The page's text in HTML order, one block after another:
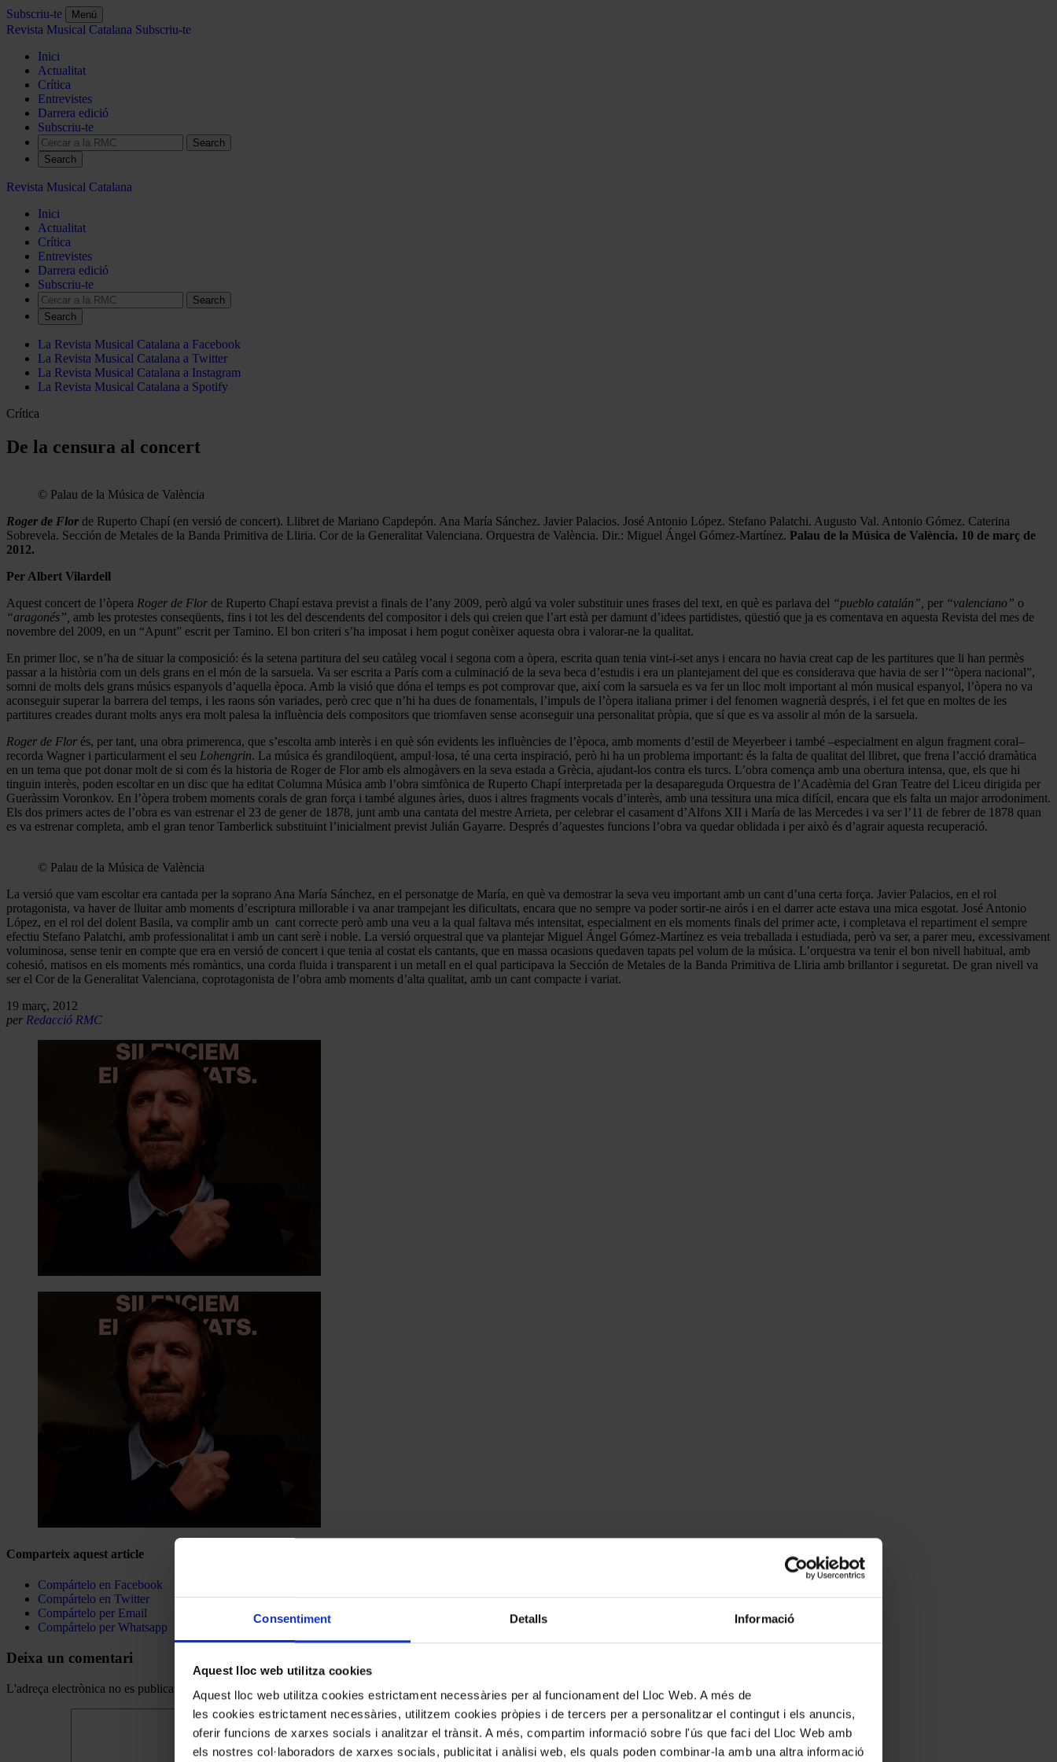
Consentiment Detalls Informació
Aquest lloc web utilitza cookies
Aquest lloc web utilitza cookies estrictament necessàries per al funcionament del Lloc Web. A més de
les cookies estrictament necessàries, utilitzem cookies pròpies i de tercers per a personalitzar el contingut i els anuncis,
oferir funcions de xarxes socials i analitzar el trànsit. A més, compartim informació sobre l'ús que faci del Lloc Web amb
els nostres col·laboradors de xarxes socials, publicitat i anàlisi web, els quals poden combinar-la amb una altra informació
Subscriu-te Menú
Revista Musical Catalana Subscriu-te
Inici
Actualitat
Crítica
Entrevistes
Darrera edició
Subscriu-te
Search
Revista Musical Catalana
Inici
Actualitat
Crítica
Entrevistes
Darrera edició
Subscriu-te
Search
La Revista Musical Catalana a Facebook
La Revista Musical Catalana a Twitter
La Revista Musical Catalana a Instagram
La Revista Musical Catalana a Spotify
Crítica
De la censura al concert
© Palau de la Música de València
Roger de Flor de Ruperto Chapí (en versió de concert). Llibret de Mariano Capdepón. Ana María Sánchez. Javier Palacios. José Antonio López. Stefano Palatchi. Augusto Val. Antonio Gómez. Caterina
Sobrevela. Sección de Metales de la Banda Primitiva de Lliria. Cor de la Generalitat Valenciana. Orquestra de València. Dir.: Miguel Ángel Gómez-Martínez. Palau de la Música de València. 10 de març de
2012.
Per Albert Vilardell
Aquest concert de l’òpera Roger de Flor de Ruperto Chapí estava previst a finals de l’any 2009, però algú va voler substituir unes frases del text, en què es parlava del “pueblo catalán”, per “valenciano” o
“aragonés”, amb les protestes conseqüents, fins i tot les del descendents del compositor i dels qui creien que l’art està per damunt d’idees partidistes, qüestió que ja es comentava en aquesta Revista del mes de
novembre del 2009, en un “Apunt” escrit per Tamino. El bon criteri s’ha imposat i hem pogut conèixer aquesta obra i valorar-ne la qualitat.
En primer lloc, se n’ha de situar la composició: és la setena partitura del seu catàleg vocal i segona com a òpera, escrita quan tenia vint-i-set anys i encara no havia creat cap de les partitures que li han permès
passar a la història com un dels grans en el món de la sarsuela. Va ser escrita a París com a culminació de la seva beca d’estudis i era un plantejament del que es considerava que havia de ser l’“òpera nacional”,
somni de molts dels grans músics espanyols d’aquella època. Amb la visió que dóna el temps es pot comprovar que, així com la sarsuela es va fer un lloc molt important al món musical espanyol, l’òpera no va
aconseguir superar la barrera del temps, i les raons són variades, però crec que n’hi ha dues de fonamentals, l’impuls de l’òpera italiana primer i del fenomen wagnerià després, i el fet que en moltes de les
partitures creades durant molts anys era molt palesa la influència dels compositors que triomfaven sense aconseguir una personalitat pròpia, que sí que es va assolir al món de la sarsuela.
Roger de Flor és, per tant, una obra primerenca, que s’escolta amb interès i en què són evidents les influències de l’època, amb moments d’estil de Meyerbeer i també –especialment en algun fragment coral–
recorda Wagner i particularment el seu Lohengrin. La música és grandiloqüent, ampul·losa, té una certa inspiració, però hi ha un problema important: és la falta de qualitat del llibret, que frena l’acció dramàtica
en un tema que pot donar molt de si com és la historia de Roger de Flor amb els almogàvers en la seva estada a Grècia, ajudant-los contra els turcs. L’obra comença amb una obertura intensa, que, els que hi
tinguin interès, poden escoltar en un disc que ha editat Columna Música amb l’obra simfònica de Ruperto Chapí interpretada per la desapareguda Orquestra de l’Acadèmia del Gran Teatre del Liceu dirigida per
Gueràssim Voronkov. En l’òpera trobem moments corals de gran força i també algunes àries, duos i altres fragments vocals d’interès, amb una tessitura una mica difícil, encara que els falta un major arrodoniment.
Els dos primers actes de l’obra es van estrenar el 23 de gener de 1878, junt amb una cantata del mestre Arrieta, per celebrar el casament d’Alfons XII i María de las Mercedes i va ser l’11 de febrer de 1878 quan
es va estrenar completa, amb el gran tenor Tamberlick substituint l’inicialment previst Julián Gayarre. Després d’aquestes funcions l’obra va quedar oblidada i per això és d’agrair aquesta recuperació.
© Palau de la Música de València
La versió que vam escoltar era cantada per la soprano Ana María Sánchez, en el personatge de María, en què va demostrar la seva veu important amb un cant d’una certa força. Javier Palacios, en el rol
protagonista, va haver de lluitar amb moments d’escriptura millorable i va anar trampejant les dificultats, encara que no sempre va poder sortir-ne airós i en el darrer acte estava una mica esgotat. José Antonio
López, en el rol del dolent Basila, va complir amb un cant correcte però amb una veu a la qual faltava més intensitat, especialment en els moments finals del primer acte, i completava el repartiment el sempre
efectiu Stefano Palatchi, amb professionalitat i amb un cant serè i noble. La versió orquestral que va plantejar Miguel Ángel Gómez-Martínez es veia treballada i estudiada, però va ser, a parer meu, excessivament
voluminosa, sense tenir en compte que era en versió de concert i que tenia al costat els cantants, que en massa ocasions quedaven tapats pel volum de la música. L’orquestra va tenir el bon nivell habitual, amb
cohesió, matisos en els moments més romàntics, una corda fluida i transparent i un metall en el qual participava la Sección de Metales de la Banda Primitiva de Lliria amb brillantor i seguretat. De gran nivell va
ser el Cor de la Generalitat Valenciana, coprotagonista de l’obra amb moments d’alta qualitat, amb un cant compacte i variat.
19 març, 2012
per Redacció RMC
Comparteix aquest article
Compártelo en Facebook
Compártelo en Twitter
Compártelo per Email
Compártelo per Whatsapp
Deixa un comentari
L'adreça electrònica no es publicarà. Els camps necessaris estan marcats amb *